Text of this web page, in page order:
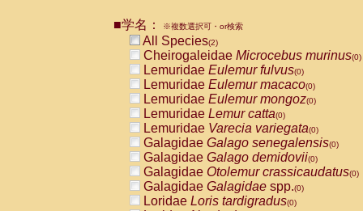
■学名： ※複数選択可・or検索
All Species(2)
Cheirogaleidae Microcebus murinus(0)
Lemuridae Eulemur fulvus(0)
Lemuridae Eulemur macaco(0)
Lemuridae Eulemur mongoz(0)
Lemuridae Lemur catta(0)
Lemuridae Varecia variegata(0)
Galagidae Galago senegalensis(0)
Galagidae Galago demidovii(0)
Galagidae Otolemur crassicaudatus(0)
Galagidae Galagidae spp.(0)
Loridae Loris tardigradus(0)